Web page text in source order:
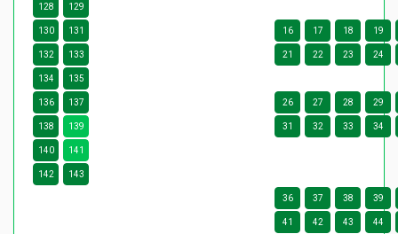
128 129
130 131 16 17 18 19
132 133 21 22 23 24
134 135
136 137 26 27 28 29
138 139 31 32 33 34
140 141
142 143
36 37 38 39
41 42 43 44